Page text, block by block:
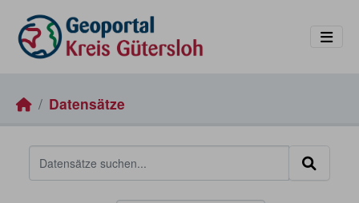
Datensätze